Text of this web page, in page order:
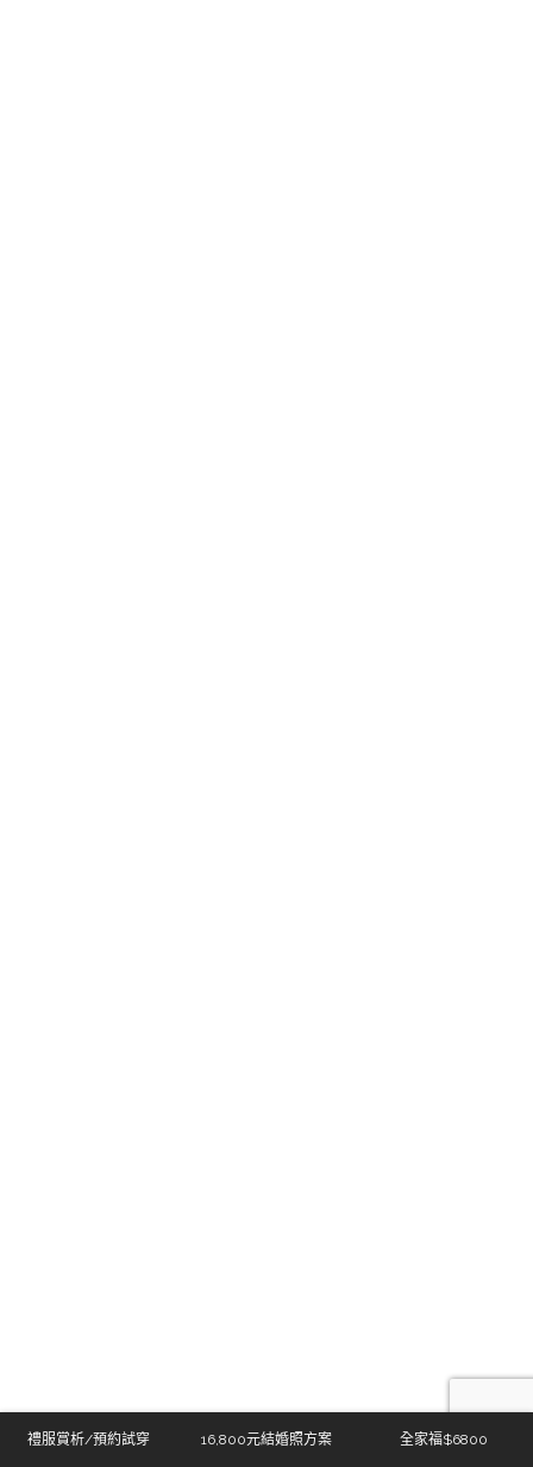
禮服賞析/預約試穿 16,800元結婚照方案 全家福$6800